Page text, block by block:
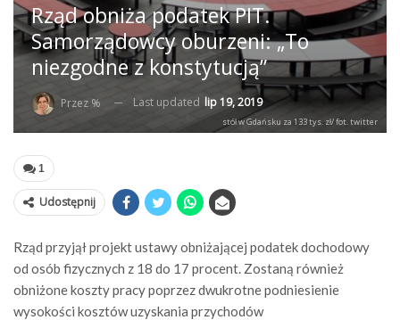
Rząd obniża podatek PIT.
Samorządowcy oburzeni: „To
niezgodne z konstytucją”
Przez % Last updated lip 19, 2019
stół w Gdańsku za 133 tys. zł/ fot. twitter
1
Udostępnij
Rząd przyjął projekt ustawy obniżającej podatek dochodowy
od osób fizycznych z 18 do 17 procent. Zostaną również
obniżone koszty pracy poprzez dwukrotne podniesienie
wysokości kosztów uzyskania przychodów